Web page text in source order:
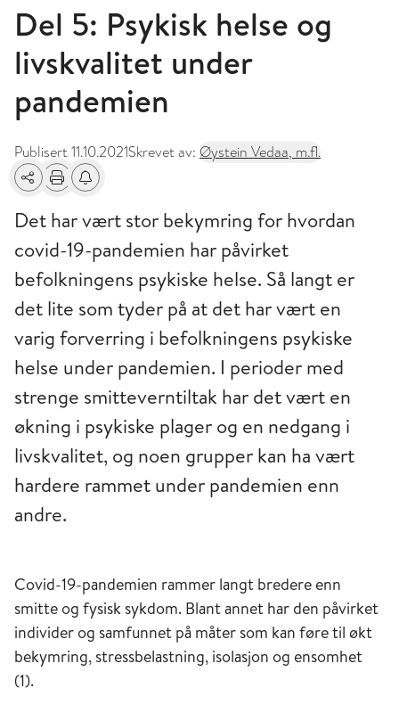
Del 5: Psykisk helse og
livskvalitet under
pandemien
Publisert11.10.2021Skrevet av: Øystein Vedaa, m.fl.
Del Skriv utFå varsel om endringer
Det har vært stor bekymring for hvordan
covid-19-pandemien har påvirket
befolkningens psykiske helse. Så langt er
det lite som tyder på at det har vært en
varig forverring i befolkningens psykiske
helse under pandemien. I perioder med
strenge smitteverntiltak har det vært en
økning i psykiske plager og en nedgang i
livskvalitet, og noen grupper kan ha vært
hardere rammet under pandemien enn
andre.
Covid-19-pandemien rammer langt bredere enn
smitte og fysisk sykdom. Blant annet har den påvirket
individer og samfunnet på måter som kan føre til økt
bekymring, stressbelastning, isolasjon og ensomhet
(1).